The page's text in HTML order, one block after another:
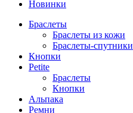
Новинки
Браслеты
Браслеты из кожи
Браслеты-спутники
Кнопки
Petite
Браслеты
Кнопки
Альпака
Ремни